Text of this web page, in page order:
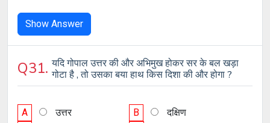
Show Answer
Q31.यदि गोपाल उत्तर की और अभिमुख होकर सर के बल खड़ा
गोटा है , तो उसका बया हाथ किस दिशा की और होगा ?
A उत्तर B
दक्षिण